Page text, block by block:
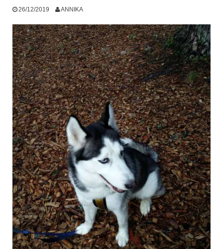
26/12/2019 ANNIKA